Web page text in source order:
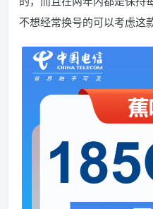
不想经常换号的可以考虑这